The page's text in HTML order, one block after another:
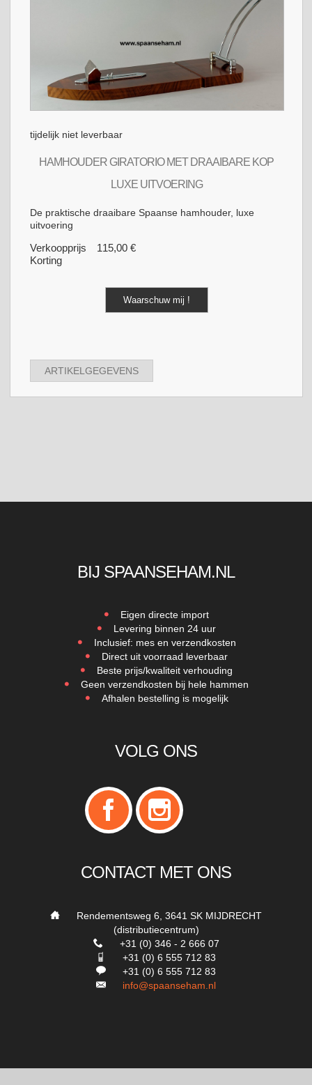
tijdelijk niet leverbaar
HAMHOUDER GIRATORIO MET DRAAIBARE KOP
LUXE UITVOERING
De praktische draaibare Spaanse hamhouder, luxe
uitvoering
Verkoopprijs
115,00 €
Korting
Waarschuw mij !
ARTIKELGEGEVENS
BIJ SPAANSEHAM.NL
Eigen directe import
Levering binnen 24 uur
Inclusief: mes en verzendkosten
Direct uit voorraad leverbaar
Beste prijs/kwaliteit verhouding
Geen verzendkosten bij hele hammen
Afhalen bestelling is mogelijk
VOLG ONS
CONTACT MET ONS
Rendementsweg 6, 3641 SK MIJDRECHT
(distributiecentrum)
+31 (0) 346 - 2 666 07
+31 (0) 6 555 712 83
+31 (0) 6 555 712 83
info@spaanseham.nl